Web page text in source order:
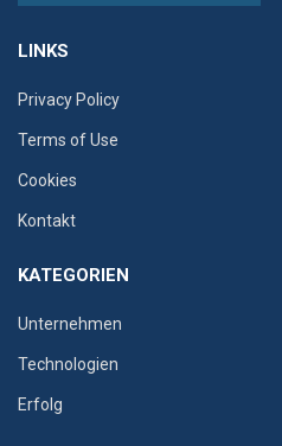
LINKS
Privacy Policy
Terms of Use
Cookies
Kontakt
KATEGORIEN
Unternehmen
Technologien
Erfolg